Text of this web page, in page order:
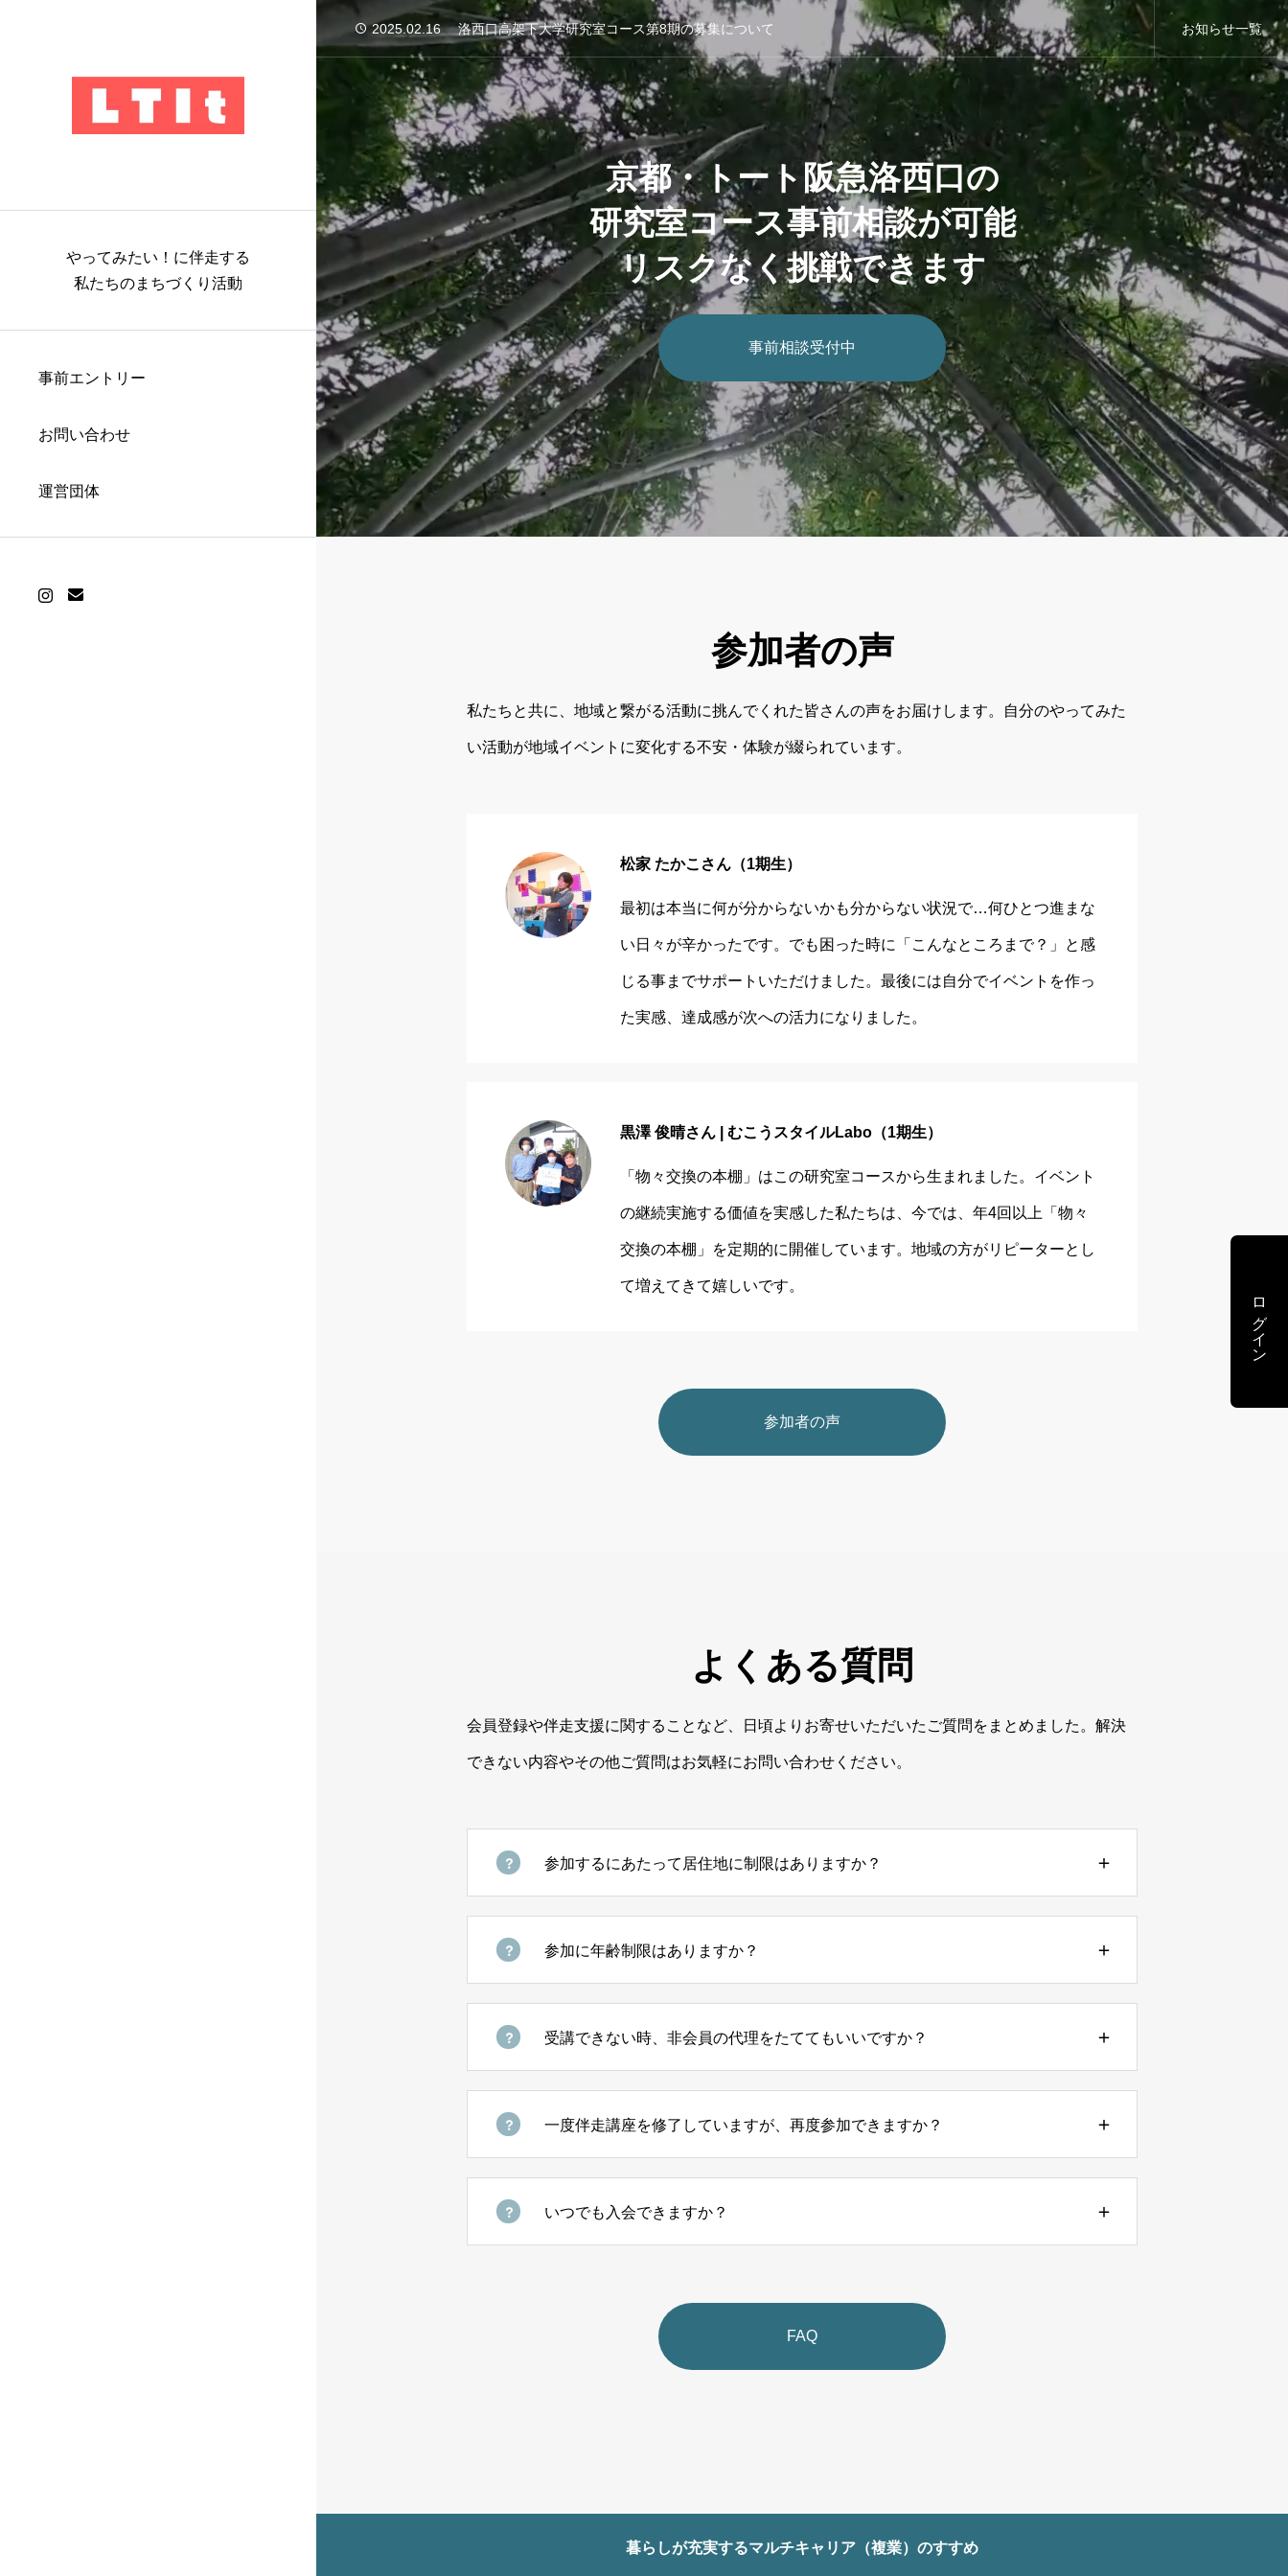
やってみたい！に伴走する
私たちのまちづくり活動
事前エントリー
お問い合わせ
運営団体
2025.02.16
洛西口高架下大学研究室コース第8期の募集について
2025.02.16
洛西口高架下大学研究室コース第8期の募集について
2025.02.16
洛西口高架下大学研究室コース第8期の募集について
お知らせ一覧
京都・トート阪急洛西口の
研究室コース事前相談が可能
リスクなく挑戦できます
事前相談受付中
参加者の声
私たちと共に、地域と繋がる活動に挑んでくれた皆さんの声をお届けします。自分のやってみた
い活動が地域イベントに変化する不安・体験が綴られています。
松家 たかこさん（1期生）
最初は本当に何が分からないかも分からない状況で…何ひとつ進まな
い日々が辛かったです。でも困った時に「こんなところまで？」と感
じる事までサポートいただけました。最後には自分でイベントを作っ
た実感、達成感が次への活力になりました。
黒澤 俊晴さん | むこうスタイルLabo（1期生）
「物々交換の本棚」はこの研究室コースから生まれました。イベント
の継続実施する価値を実感した私たちは、今では、年4回以上「物々
交換の本棚」を定期的に開催しています。地域の方がリピーターとし
て増えてきて嬉しいです。
参加者の声
よくある質問
会員登録や伴走支援に関することなど、日頃よりお寄せいただいたご質問をまとめました。解決
できない内容やその他ご質問はお気軽にお問い合わせください。
参加するにあたって居住地に制限はありますか？
参加に年齢制限はありますか？
受講できない時、非会員の代理をたててもいいですか？
一度伴走講座を修了していますが、再度参加できますか？
いつでも入会できますか？
FAQ
暮らしが充実するマルチキャリア（複業）のすすめ
ログイン